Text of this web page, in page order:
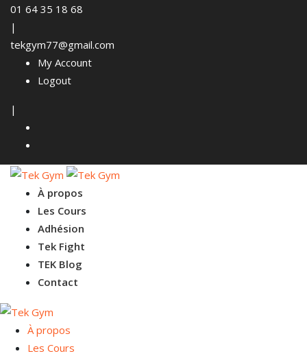
01 64 35 18 68
|
tekgym77@gmail.com
My Account
Logout
|
À propos
Les Cours
Adhésion
Tek Fight
TEK Blog
Contact
À propos
Les Cours